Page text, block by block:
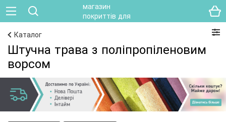
Каталог
Штучна трава з поліпропіленовим
ворсом